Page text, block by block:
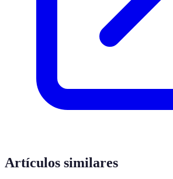
Artículos similares